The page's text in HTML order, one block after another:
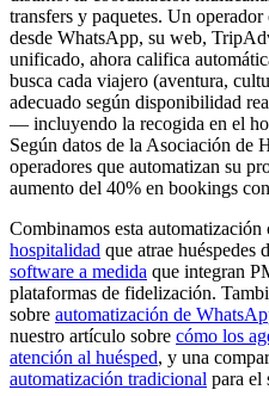
transfers y paquetes. Un
desde WhatsApp, su web,
unificado, ahora califica
busca cada viajero (aventura,
adecuado según disponibilidad
— incluyendo la recogida en el
Según datos de la Asociación de
operadores que automatizan su
aumento del 40% en bookings
Combinamos esta automatización
hospitalidad que atrae huéspedes
software a medida que integran
plataformas de fidelización.
sobre automatización de
nuestro artículo sobre cómo los
atención al huésped, y una
automatización tradicional para el